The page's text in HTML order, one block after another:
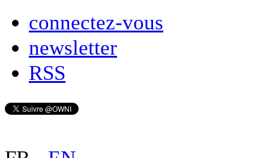
connectez-vous
newsletter
RSS